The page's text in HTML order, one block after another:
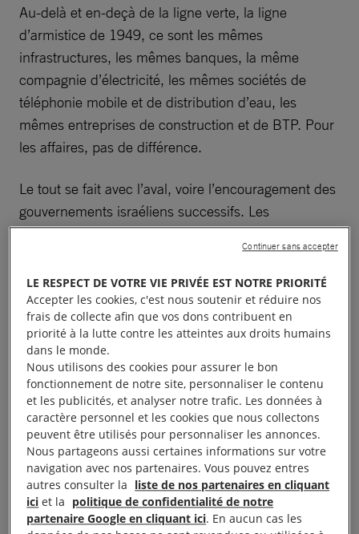
Au-delà et en-deçà de la ligne verte, la ligne
d’armistice de 1949, ce sont les mêmes
infrastructures, les mêmes banques, la même
compagnie d’électricité, les mêmes sociétés de
téléphonie mobile et de distribution d’eau, les
mêmes entreprises de construction et de BTP. Pour
les affaires, pas de différence.
Le tout se fait avec l’aval, voire l’encouragement des
gouvernements israéliens successifs. Les
entreprises israéliennes profitent des commandes
de l’État : projets pour 10 000 unités d’habitation en
zone C et à Jérusalem-Est ; nouvelles routes de
contournement réservées aux colons en Cisjordanie
pour un montant de 190 millions d’euros ;
infrastructures du nouveau bloc de colonies dit E1
entre celle de Maale Adunim et Jérusalem-Est
occupé ; et la liste n’est pas exhaustive.
À lire aussi :
Israël : les dessous de l’économie des
colonies
LE RESPECT DE VOTRE VIE PRIVÉE EST NOTRE PRIORITÉ
Accepter les cookies, c'est nous soutenir et réduire nos
frais de collecte afin que vos dons contribuent en
priorité à la lutte contre les atteintes aux droits humains
dans le monde.
Nous utilisons des cookies pour assurer le bon
fonctionnement de notre site, personnaliser le contenu
et les publicités, et analyser notre trafic. Les données à
caractère personnel et les cookies que nous collectons
peuvent être utilisés pour personnaliser les annonces.
Nous partageons aussi certaines informations sur votre
navigation avec nos partenaires. Vous pouvez entres
autres consulter la liste de nos partenaires en cliquant
ici et la politique de confidentialité de notre
partenaire Google en cliquant ici. En aucun cas les
Continuer sans accepter